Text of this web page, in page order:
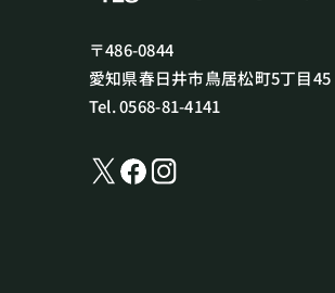
〒486-0844
愛知県春日井市鳥居松町5丁目45
Tel. 0568-81-4141